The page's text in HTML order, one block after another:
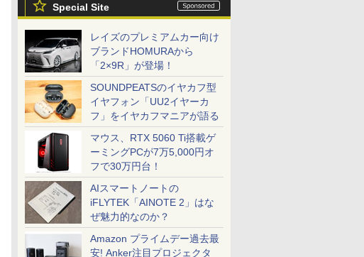
Special Site
レイズのプレミアムカー向け
ブランドHOMURAから
「2×9R」が登場！
SOUNDPEATSのイヤカフ型
イヤフォン「UU2イヤーカ
フ」をイヤカフマニアが語る
マウス、RTX 5060 Ti搭載ゲ
ーミングPCが7万5,000円オ
フで30万円台！
AIスマートノートの
iFLYTEK「AINOTE 2」はな
ぜ魅力的なのか？
Amazon プライムデー過去最
安! Anker注目プロジェクタ